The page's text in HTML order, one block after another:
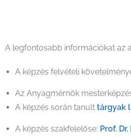
A legfontosabb információkat az
A képzés felvételi
Az Anyagmérnök
A képzés során tanult tárgyak
A képzés szakfelelőse: Prof.